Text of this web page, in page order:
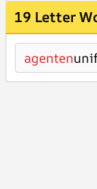
19 Letter
agenten